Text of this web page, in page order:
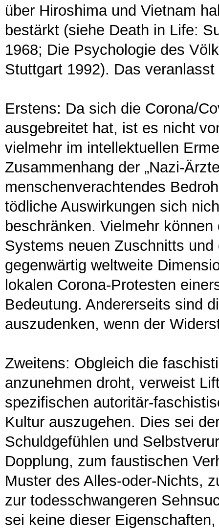
über Hiroshima und Vietnam
bestärkt (siehe Death in Life:
1968; Die Psychologie des
Stuttgart 1992). Das
Erstens: Da sich die Corona/
ausgebreitet hat, ist es nicht
vielmehr im intellektuellen
Zusammenhang der „Nazi-
menschenverachtendes
tödliche Auswirkungen sich
beschränken. Vielmehr
Systems neuen Zuschnitts
gegenwärtig weltweite
lokalen Corona-Protesten
Bedeutung. Andererseits sind
auszudenken, wenn der
Zweitens: Obgleich die
anzunehmen droht, verweist
spezifischen autoritär-
Kultur auszugehen. Dies sei
Schuldgefühlen und
Dopplung, zum faustischen
Muster des Alles-oder-Nichts,
zur todesschwangeren
sei keine dieser